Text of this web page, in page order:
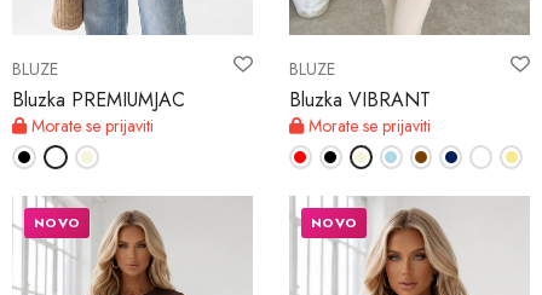
BLUZE
Bluzka PREMIUMJAC
Morate se prijaviti
BLUZE
Bluzka VIBRANT
Morate se prijaviti
NOVO NOVO